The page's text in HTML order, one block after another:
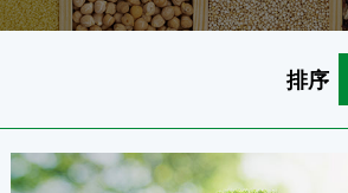
排序
種子苗供應(種苗改良繁殖場)